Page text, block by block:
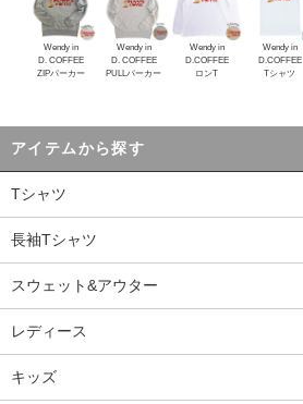
Wendy in
D. COFFEE
ZIPパーカー
Wendy in
D. COFFEE
PULLパーカー
Wendy in
D.COFFEE
ロンT
Wendy in
D.COFFEE
Tシャツ
アイテムから探す
Tシャツ
長袖Tシャツ
スウェット&アウター
レディース
キッズ